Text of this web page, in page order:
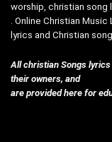
worship, christian song
. Online Christian
lyrics and Christian
All christian Songs
their owners, and
are provided here for